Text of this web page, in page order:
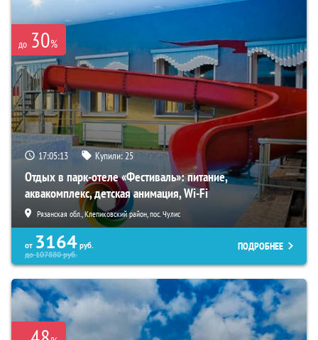
до 30%
17:05:11 Купили:25
Отдых в парк-отеле «Фестиваль»: питание,
аквакомплекс, детская анимация, Wi-Fi
Рязанская обл., Клепиковский район, пос. Чулис
от 3164 руб.
до107880руб.
ПОДРОБНЕЕ